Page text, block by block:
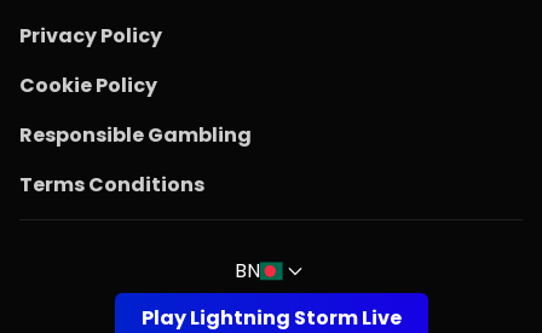
Privacy Policy
Cookie Policy
Responsible Gambling
Terms Conditions
BN
Play Lightning Storm Live